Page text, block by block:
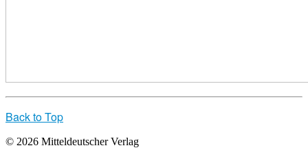
Back to Top
© 2026 Mitteldeutscher Verlag